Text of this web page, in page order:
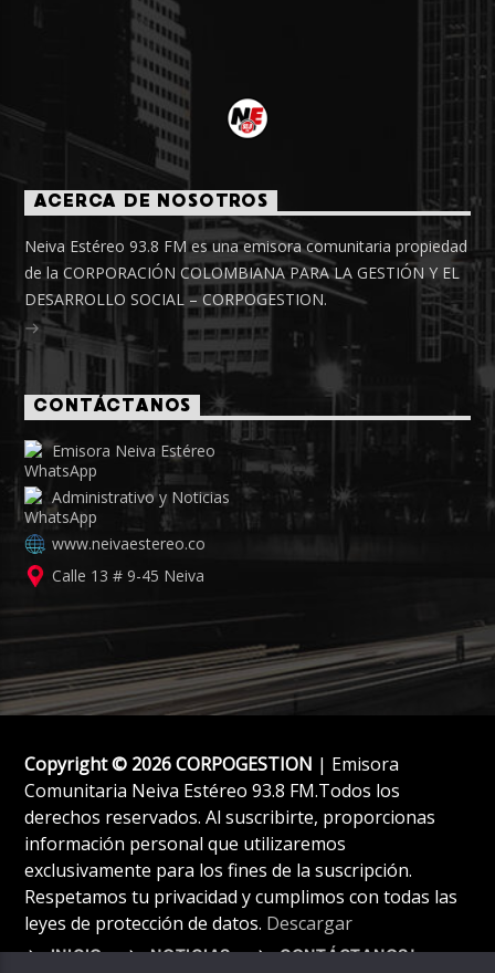
ACERCA DE NOSOTROS
Neiva Estéreo 93.8 FM es una emisora comunitaria propiedad
de la CORPORACIÓN COLOMBIANA PARA LA GESTIÓN Y EL
DESARROLLO SOCIAL – CORPOGESTION.
CONTÁCTANOS
Emisora Neiva Estéreo
Administrativo y Noticias
www.neivaestereo.co
Calle 13 # 9-45 Neiva
Copyright © 2026 CORPOGESTION | Emisora
Comunitaria Neiva Estéreo 93.8 FM.Todos los
derechos reservados. Al suscribirte, proporcionas
información personal que utilizaremos
exclusivamente para los fines de la suscripción.
Respetamos tu privacidad y cumplimos con todas las
leyes de protección de datos. Descargar
INICIO NOTICIAS CONTÁCTANOS!